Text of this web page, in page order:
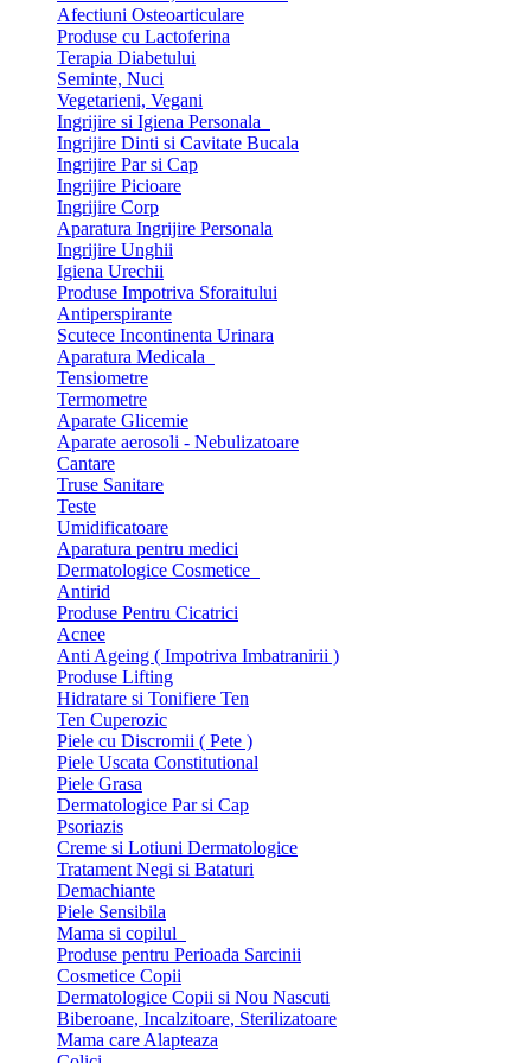
Afectiuni Osteoarticulare
Produse cu Lactoferina
Terapia Diabetului
Seminte, Nuci
Vegetarieni, Vegani
Ingrijire si Igiena Personala
Ingrijire Dinti si Cavitate Bucala
Ingrijire Par si Cap
Ingrijire Picioare
Ingrijire Corp
Aparatura Ingrijire Personala
Ingrijire Unghii
Igiena Urechii
Produse Impotriva Sforaitului
Antiperspirante
Scutece Incontinenta Urinara
Aparatura Medicala
Tensiometre
Termometre
Aparate Glicemie
Aparate aerosoli - Nebulizatoare
Cantare
Truse Sanitare
Teste
Umidificatoare
Aparatura pentru medici
Dermatologice Cosmetice
Antirid
Produse Pentru Cicatrici
Acnee
Anti Ageing ( Impotriva Imbatranirii )
Produse Lifting
Hidratare si Tonifiere Ten
Ten Cuperozic
Piele cu Discromii ( Pete )
Piele Uscata Constitutional
Piele Grasa
Dermatologice Par si Cap
Psoriazis
Creme si Lotiuni Dermatologice
Tratament Negi si Bataturi
Demachiante
Piele Sensibila
Mama si copilul
Produse pentru Perioada Sarcinii
Cosmetice Copii
Dermatologice Copii si Nou Nascuti
Biberoane, Incalzitoare, Sterilizatoare
Mama care Alapteaza